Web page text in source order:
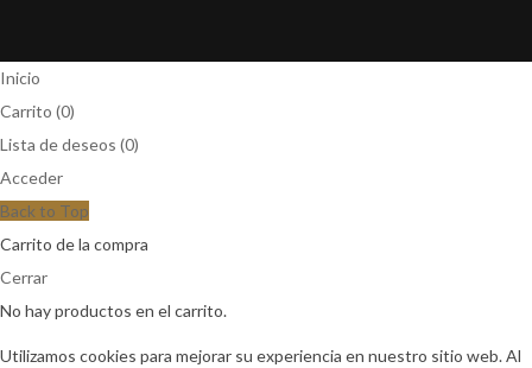
Inicio
Carrito (0)
Lista de deseos (0)
Acceder
Back to Top
Carrito de la compra
Cerrar
No hay productos en el carrito.
Utilizamos cookies para mejorar su experiencia en nuestro sitio web. Al